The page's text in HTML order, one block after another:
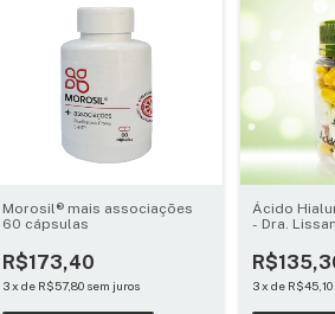
Morosil® mais associações
60 cápsulas
R$173,40
3x de R$57,80 sem juros
Ácido
- Dra.
3xde R$45,10